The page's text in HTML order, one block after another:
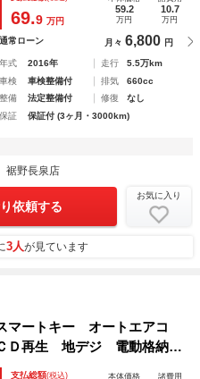
ラス ドアバイザー
69.9 万円
59.2
万円
10.7
万円
通常ローン 月々 6,800 円
年式 2016年 走行
5.5万km
車検
車検整備付 排気
660cc
整備
法定整備付 修復
なし
保証
保証付 (3ヶ月・3000km)
裾野長泉店
依頼する
お気に入り
3人が見ています
ートキー オートエアコ
Ｄ再生 地デジ 電動格納ミ
ザー プライバシーガラス
支払総額(税込) 本体価格 諸費用